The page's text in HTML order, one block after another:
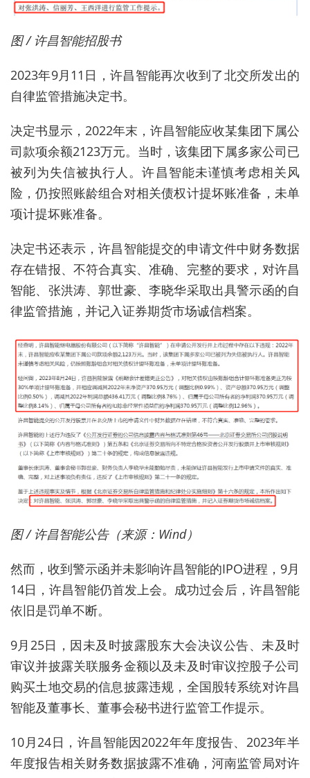
图 / 许昌智能招股书
2023年9月11日，许昌智能再次收到了北交所发出的
自律监管措施决定书。
决定书显示，2022年末，许昌智能应收某集团下属公
司款项余额2123万元。当时，该集团下属多家公司已
被列为失信被执行人。许昌智能未谨慎考虑相关风
险，仍按照账龄组合对相关债权计提坏账准备，未单
项计提坏账准备。
决定书还表示，许昌智能提交的申请文件中财务数据
存在错报、不符合真实、准确、完整的要求，对许昌
智能、张洪涛、郭世豪、李晓华采取出具警示函的自
律监管措施，并记入证券期货市场诚信档案。
图 / 许昌智能公告（来源：Wind）
然而，收到警示函并未影响许昌智能的IPO进程，9月
14日，许昌智能仍首发上会。成功过会后，许昌智能
依旧是罚单不断。
9月25日，因未及时披露股东大会决议公告、未及时
审议并披露关联服务金额以及未及时审议控股子公司
购买土地交易的信息披露违规，全国股转系统对许昌
智能及董事长、董事会秘书进行监管工作提示。
10月24日，许昌智能因2022年年度报告、2023年半
年度报告相关财务数据披露不准确，河南监管局对许